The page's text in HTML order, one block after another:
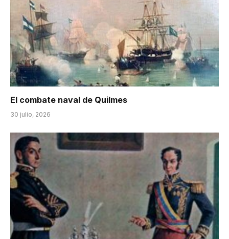
El combate naval de Quilmes
30 julio, 2026